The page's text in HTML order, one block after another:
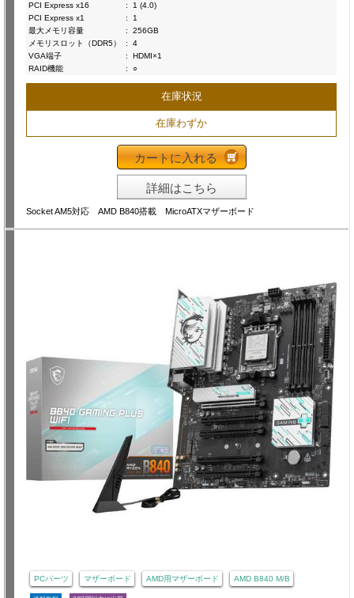
PCI Express x16
:
1 (4.0)
PCI Express x1
:
1
最大メモリ容量
:
256GB
メモリスロット（DDR5）
:
4
VGA端子
:
HDMI×1
RAID機能
: ○
在庫状況
在庫わずか
カートに入れる
詳細はこちら
Socket AM5対応 AMD B840搭載 MicroATXマザーボード
PCパーツ マザーボード AMD用マザーボード AMD B840 M/B